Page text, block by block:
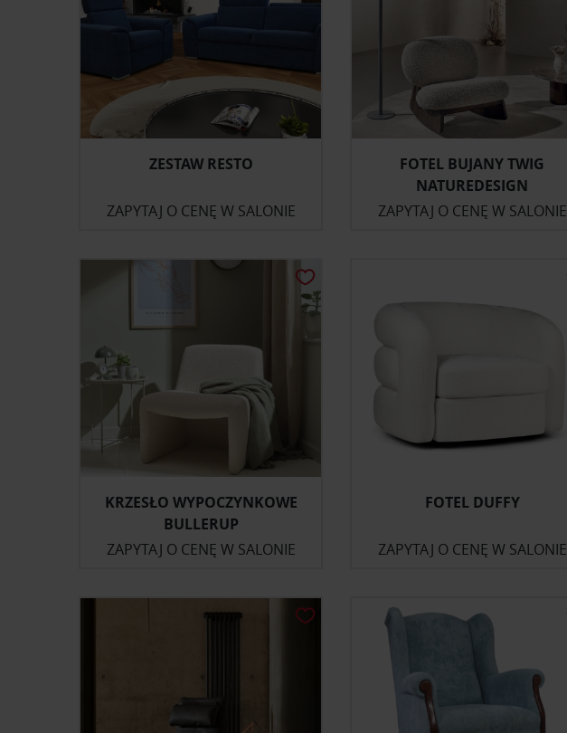
ZESTAW RESTO
ZAPYTAJ O CENĘ W SALONIE
FOTEL BUJANY TWIG
NATUREDESIGN
ZAPYTAJ O CENĘ W SALONIE
KRZESŁO WYPOCZYNKOWE
BULLERUP
ZAPYTAJ O CENĘ W SALONIE
FOTEL DUFFY
ZAPYTAJ O CENĘ W SALONIE